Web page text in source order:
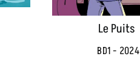
Le Puits
BD1 - 2024